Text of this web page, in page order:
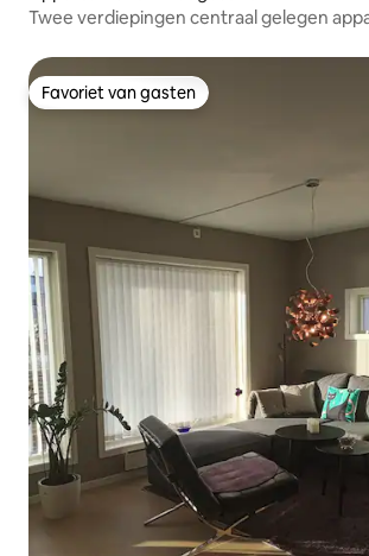
Twee verdiepingen centraal gelegen
Favoriet van gasten
Favoriet van gasten